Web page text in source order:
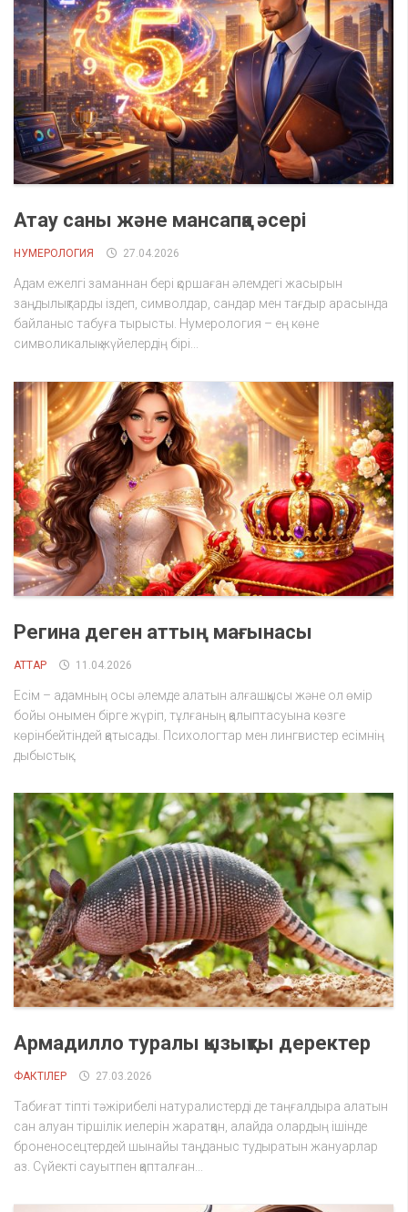
Атау саны және мансапқа әсері
НУМЕРОЛОГИЯ 27.04.2026
Адам ежелгі заманнан бері қоршаған әлемдегі жасырын
заңдылықтарды іздеп, символдар, сандар мен тағдыр арасында
байланыс табуға тырысты. Нумерология – ең көне
символикалық жүйелердің бірі...
Регина деген аттың мағынасы
АТТАР 11.04.2026
Есім – адамның осы әлемде алатын алғашқысы және ол өмір
бойы онымен бірге жүріп, тұлғаның қалыптасуына көзге
көрінбейтіндей қатысады. Психологтар мен лингвистер есімнің
дыбыстық...
Армадилло туралы қызықты деректер
ФАКТІЛЕР 27.03.2026
Табиғат тіпті тәжірибелі натуралистерді де таңғалдыра алатын
сан алуан тіршілік иелерін жаратқан, алайда олардың ішінде
броненосецтердей шынайы таңданыс тудыратын жануарлар
аз. Сүйекті сауытпен қапталған...